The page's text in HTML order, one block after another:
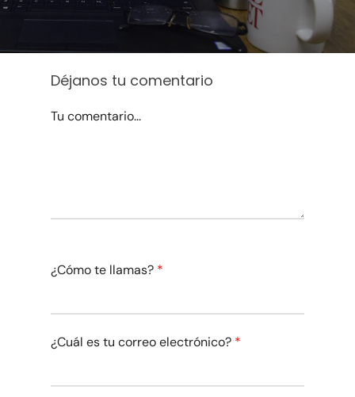
Déjanos tu comentario
Tu comentario...
¿Cómo te llamas? *
¿Cuál es tu correo electrónico? *